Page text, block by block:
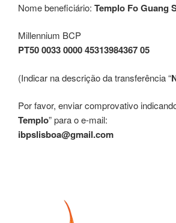
Nome beneficiário: Templo Fo Guang
Millennium BCP
PT50 0033 0000 45313984367 05
(Indicar na descrição da transferência “
Por favor, enviar comprovativo
Templo” para o e-mail:
ibpslisboa@gmail.com